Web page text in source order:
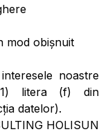
mod obișnuit
noastre
litera (f) din
datelor).
HOLISUN